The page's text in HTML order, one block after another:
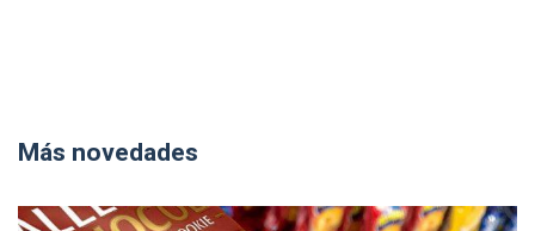
Más novedades